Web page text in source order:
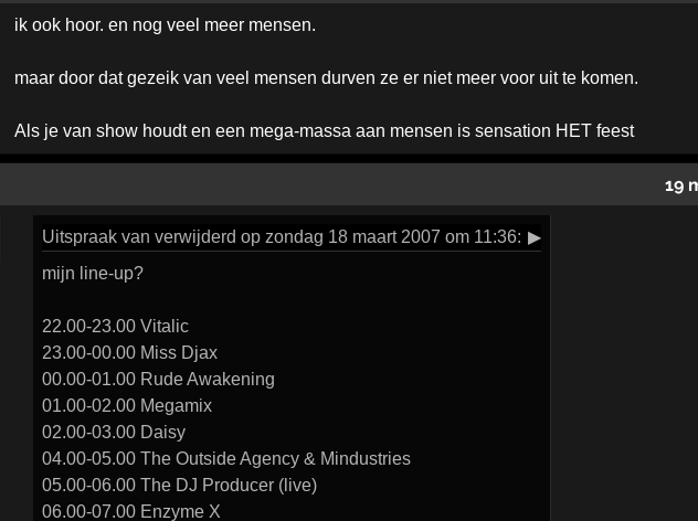
ik ook hoor. en nog veel meer mensen.
maar door dat gezeik van veel mensen durven ze er niet meer voor uit te komen.
Als je van show houdt en een mega-massa aan mensen is sensation HET feest
19
Uitspraakvan verwijderd op zondag 18 maart 2007 om 11:36: ▶
mijn line-up?
22.00-23.00 Vitalic
23.00-00.00 Miss Djax
00.00-01.00 Rude Awakening
01.00-02.00 Megamix
02.00-03.00 Daisy
04.00-05.00 The Outside Agency & Mindustries
05.00-06.00 The DJ Producer (live)
06.00-07.00 Enzyme X